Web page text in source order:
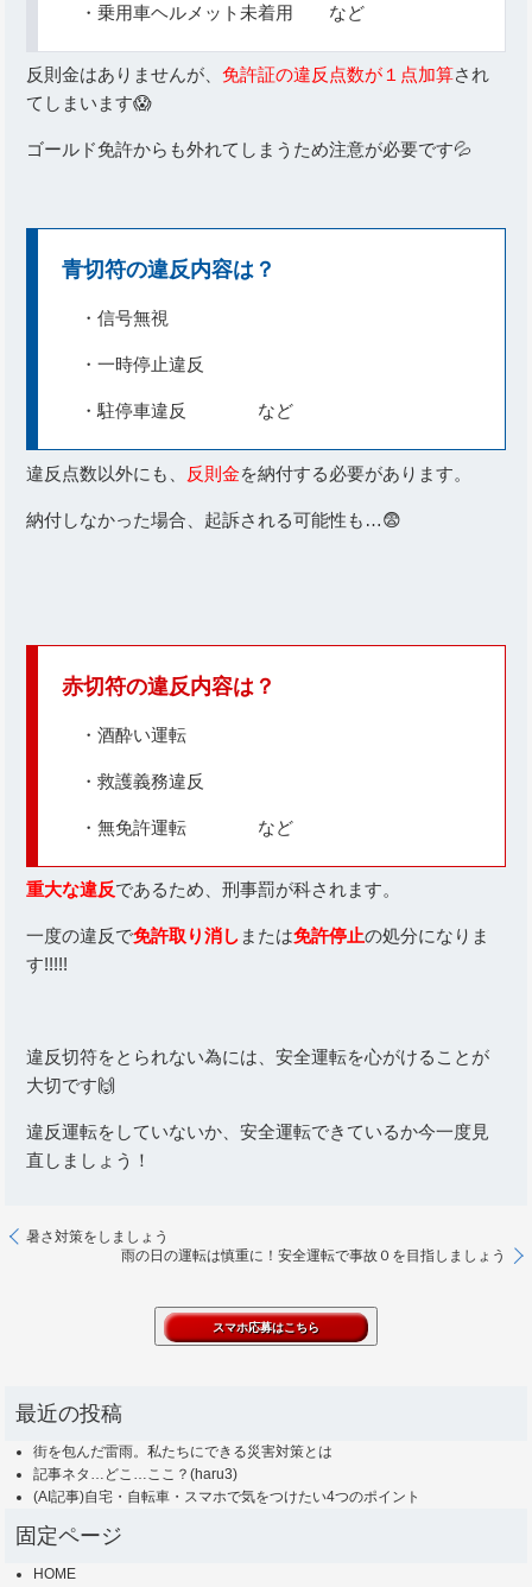
・乗用車ヘルメット未着用 など
反則金はありませんが、免許証の違反点数が１点加算され
てしまいます😱
ゴールド免許からも外れてしまうため注意が必要です💦
青切符の違反内容は？
・信号無視
・一時停止違反
・駐停車違反 など
違反点数以外にも、 反則金を納付する必要があります。
納付しなかった場合、起訴される可能性も…😨
赤切符の違反内容は？
・酒酔い運転
・救護義務違反
・無免許運転 など
重大な違反であるため、刑事罰が科されます。
一度の違反で免許取り消し または免許停止の処分になりま
す!!!!!
違反切符をとられない為には、安全運転を心がけることが
大切です🙌
違反運転をしていないか、安全運転できているか今一度見
直しましょう！
暑さ対策をしましょう
雨の日の運転は慎重に！安全運転で事故０を目指しましょう
最近の投稿
街を包んだ雷雨。私たちにできる災害対策とは
記事ネタ…どこ…ここ？(haru3)
(AI記事)自宅・自転車・スマホで気をつけたい4つのポイント
固定ページ
HOME